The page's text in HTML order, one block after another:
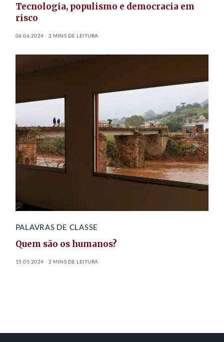
Tecnologia, populismo e democracia em
risco
06.06.2024 2 MINS DE LEITURA
PALAVRAS DE CLASSE
Quem são os humanos?
15.05.2024 2 MINS DE LEITURA